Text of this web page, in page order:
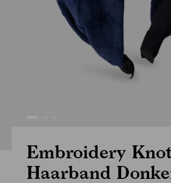
Embroidery
Haarband